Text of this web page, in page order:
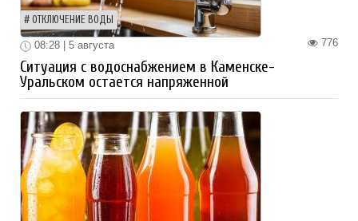
ОТКЛЮЧЕНИЕ ВОДЫ
776
08:28 | 5 августа
Ситуация с водоснабжением в Каменске-
Уральском остается напряженной